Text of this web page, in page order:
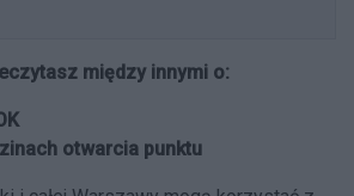
między innymi o:
otwarcia punktu